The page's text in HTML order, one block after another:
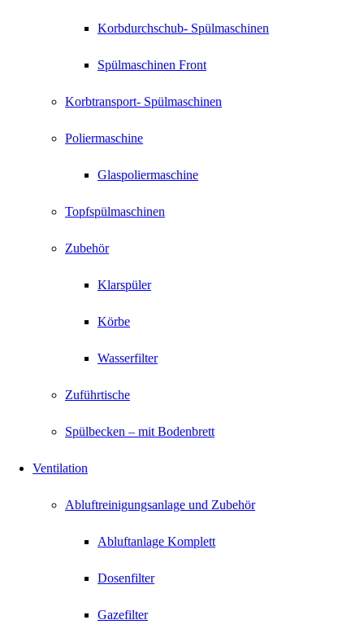
Korbdurchschub- Spülmaschinen
Spülmaschinen Front
Korbtransport- Spülmaschinen
Poliermaschine
Glaspoliermaschine
Topfspülmaschinen
Zubehör
Klarspüler
Körbe
Wasserfilter
Zuführtische
Spülbecken – mit Bodenbrett
Ventilation
Abluftreinigungsanlage und Zubehör
Abluftanlage Komplett
Dosenfilter
Gazefilter